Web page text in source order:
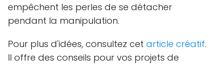
empêchent les perles de se détacher
pendant la manipulation.
Pour plus d'idées, consultez cet article créatif.
Il offre des conseils pour vos projets de